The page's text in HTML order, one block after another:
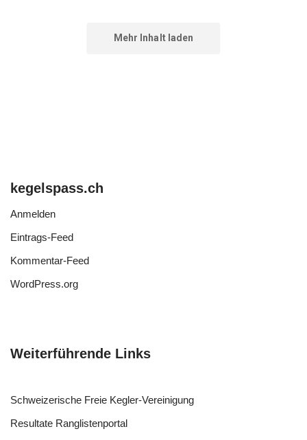
kegelspass.ch
Anmelden
Eintrags-Feed
Kommentar-Feed
WordPress.org
Weiterführende Links
Schweizerische Freie Kegler-Vereinigung
Resultate Ranglistenportal